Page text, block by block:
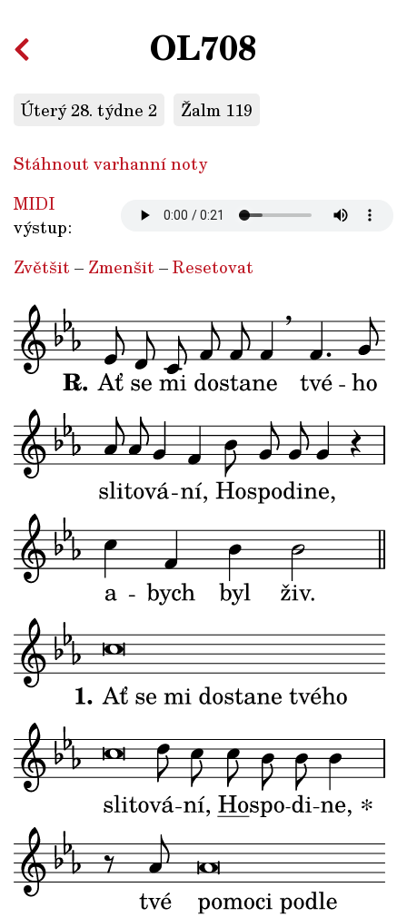
OL708
Úterý 28. týdne 2 Žalm 119
Stáhnout varhanní noty
MIDI
výstup:
Zvětšit – Zmenšit –Resetovat